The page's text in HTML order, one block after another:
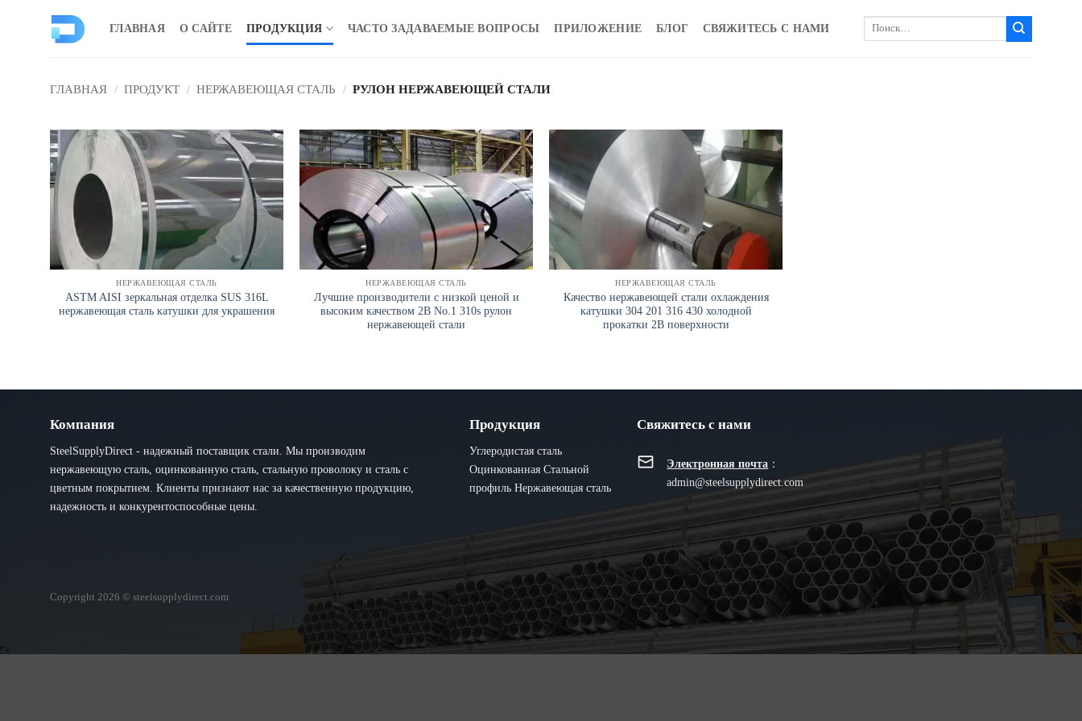
содержанию
ГЛАВНАЯ О САЙТЕ ПРОДУКЦИЯ ЧАСТО ЗАДАВАЕМЫЕ ВОПРОСЫ ПРИЛОЖЕНИЕ БЛОГ СВЯЖИТЕСЬ С НАМИ
Искать:
ГЛАВНАЯ / ПРОДУКТ / НЕРЖАВЕЮЩАЯ СТАЛЬ / РУЛОН НЕРЖАВЕЮЩЕЙ СТАЛИ
НЕРЖАВЕЮЩАЯ СТАЛЬ
ASTM AISI зеркальная отделка SUS 316L
нержавеющая сталь катушки для украшения
НЕРЖАВЕЮЩАЯ СТАЛЬ
Лучшие производители с низкой ценой и
высоким качеством 2B No.1 310s рулон
нержавеющей стали
НЕРЖАВЕЮЩАЯ СТАЛЬ
Качество нержавеющей стали охлаждения
катушки 304 201 316 430 холодной
прокатки 2B поверхности
Компания
SteelSupplyDirect - надежный поставщик стали. Мы производим
нержавеющую сталь, оцинкованную сталь, стальную проволоку и сталь с
цветным покрытием. Клиенты признают нас за качественную продукцию,
надежность и конкурентоспособные цены.
Продукция
Углеродистая сталь
Оцинкованная Стальной
профиль Нержавеющая сталь
Свяжитесь с нами
Электронная почта ：
admin@steelsupplydirect.com
Copyright 2026 © steelsupplydirect.com